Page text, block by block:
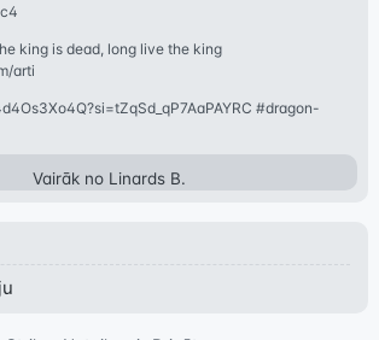
king is dead, long live the king
arti
#dragon-
Vairāk no Linards B.